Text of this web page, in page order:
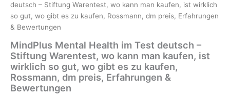
deutsch – Stiftung Warentest, wo kann man kaufen, ist wirklich
so gut, wo gibt es zu kaufen, Rossmann, dm preis, Erfahrungen
& Bewertungen
MindPlus Mental Health im Test deutsch –
Stiftung Warentest, wo kann man kaufen, ist
wirklich so gut, wo gibt es zu kaufen,
Rossmann, dm preis, Erfahrungen &
Bewertungen